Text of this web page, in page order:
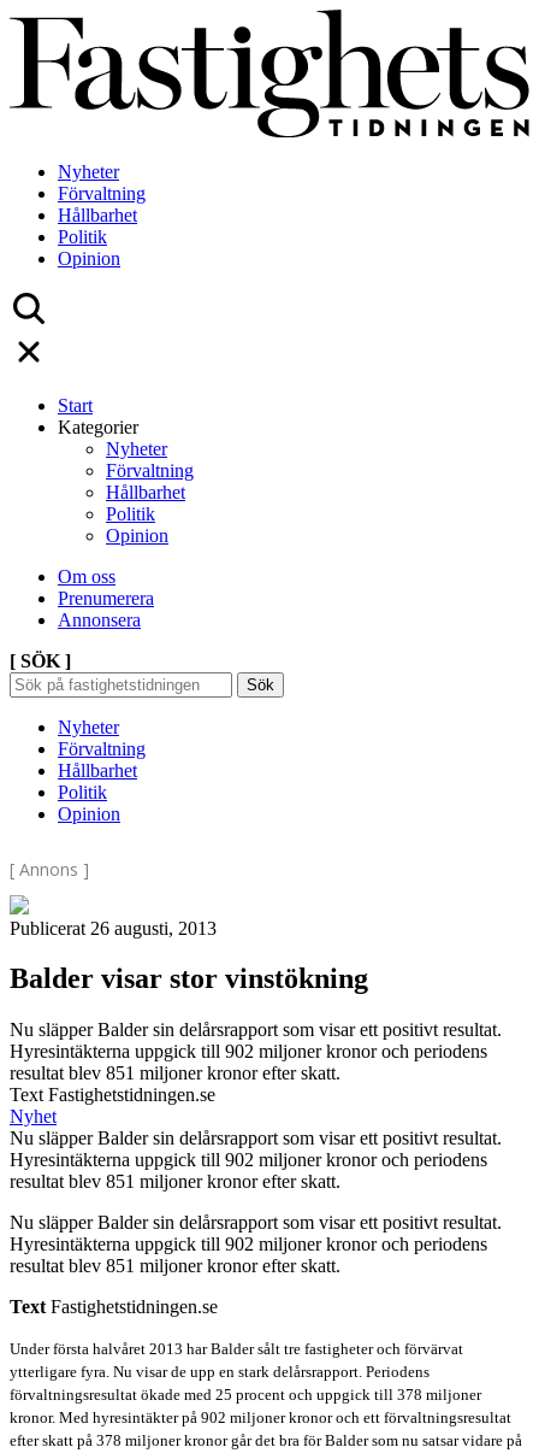
Skip
content
Nyheter
Förvaltning
Hållbarhet
Politik
Opinion
Start
Kategorier
Nyheter
Förvaltning
Hållbarhet
Politik
Opinion
Om oss
Prenumerera
Annonsera
[ SÖK ]
Sök
efter:
Sök
Sök
Nyheter
Förvaltning
Hållbarhet
Politik
Opinion
[ Annons ]
Publicerat 26 augusti, 2013
Balder visar stor vinstökning
Nu släpper Balder sin delårsrapport som visar ett positivt resultat.
Hyresintäkterna uppgick till 902 miljoner kronor och periodens
resultat blev 851 miljoner kronor efter skatt.
Text Fastighetstidningen.se
Nyhet
Nu släpper Balder sin delårsrapport som visar ett positivt resultat.
Hyresintäkterna uppgick till 902 miljoner kronor och periodens
resultat blev 851 miljoner kronor efter skatt.
Nu släpper Balder sin delårsrapport som visar ett positivt resultat.
Hyresintäkterna uppgick till 902 miljoner kronor och periodens
resultat blev 851 miljoner kronor efter skatt.
Text Fastighetstidningen.se
Under första halvåret 2013 har Balder sålt tre fastigheter och förvärvat
ytterligare fyra. Nu visar de upp en stark delårsrapport. Periodens
förvaltningsresultat ökade med 25 procent och uppgick till 378 miljoner
kronor. Med hyresintäkter på 902 miljoner kronor och ett förvaltningsresultat
efter skatt på 378 miljoner kronor går det bra för Balder som nu satsar vidare på